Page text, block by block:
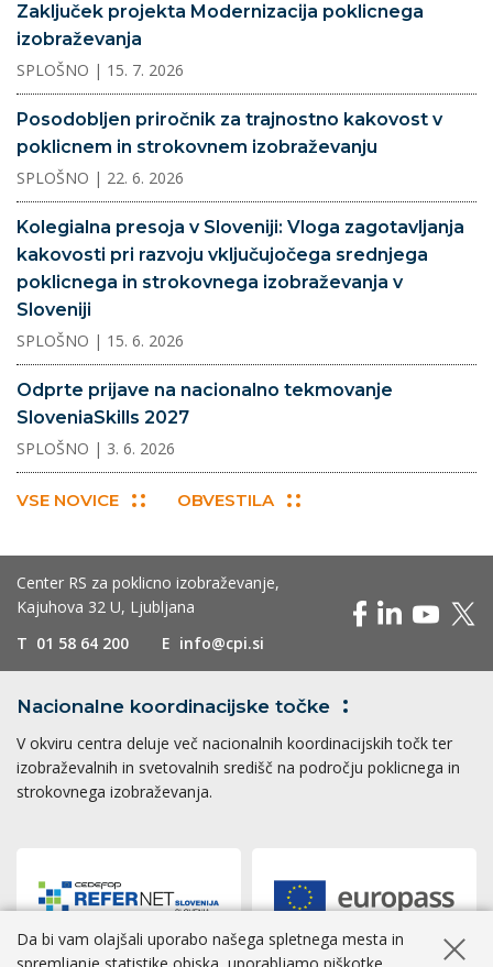
Zaključek projekta Modernizacija poklicnega
izobraževanja
SPLOŠNO | 15. 7. 2026
Posodobljen priročnik za trajnostno kakovost v
poklicnem in strokovnem izobraževanju
SPLOŠNO | 22. 6. 2026
Kolegialna presoja v Sloveniji: Vloga zagotavljanja
kakovosti pri razvoju vključujočega srednjega
poklicnega in strokovnega izobraževanja v
Sloveniji
SPLOŠNO | 15. 6. 2026
Odprte prijave na nacionalno tekmovanje
SloveniaSkills 2027
SPLOŠNO | 3. 6. 2026
VSE NOVICE OBVESTILA
Center RS za poklicno izobraževanje,
Kajuhova 32 U, Ljubljana
T 01 58 64 200 E info@cpi.si
Nacionalne koordinacijske točke
V okviru centra deluje več nacionalnih koordinacijskih točk ter
izobraževalnih in svetovalnih središč na področju poklicnega in
strokovnega izobraževanja.
Skrij
Da bi vam olajšali uporabo našega spletnega mesta in